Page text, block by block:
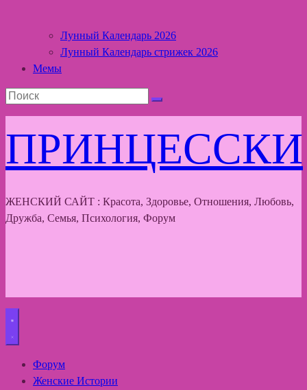
Лунный Календарь 2026
Лунный Календарь стрижек 2026
Мемы
ПРИНЦЕССКИ
ЖЕНСКИЙ САЙТ : Красота, Здоровье, Отношения, Любовь,
Дружба, Семья, Психология, Форум
Форум
Женские Истории